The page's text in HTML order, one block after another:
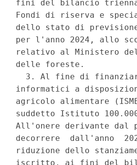
fini del bilancio
Fondi di riserva e
dello stato di
per l'anno 2024, allo
relativo al Ministero
delle foreste.
3. Al fine di
informatici a
agricolo alimentare
suddetto Istituto
All'onere derivante dal
decorrere  dall'anno
riduzione dello
iscritto, ai fini del